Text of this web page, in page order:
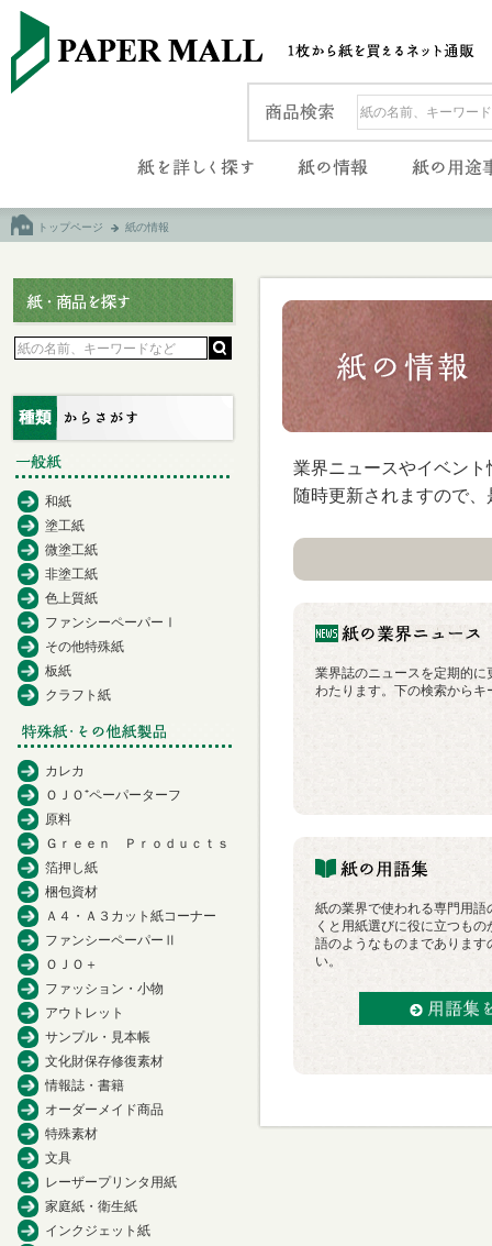
トップページ 紙の情報
業界ニュースやイベン
随時更新されますので
業界誌のニュースを定期的
わたります。下の検索から
紙の業界で使われる専門用語
くと用紙選びに役に立つも
語のようなものまであります
い。
和紙
塗工紙
微塗工紙
非塗工紙
色上質紙
ファンシーペーパーⅠ
その他特殊紙
板紙
クラフト紙
カレカ
ＯＪＯ⁺ペーパーターフ
原料
Ｇｒｅｅｎ Ｐｒｏｄｕｃｔｓ
箔押し紙
梱包資材
Ａ４・Ａ３カット紙コーナー
ファンシーペーパーⅡ
ＯＪＯ＋
ファッション・小物
アウトレット
サンプル・見本帳
文化財保存修復素材
情報誌・書籍
オーダーメイド商品
特殊素材
文具
レーザープリンタ用紙
家庭紙・衛生紙
インクジェット紙